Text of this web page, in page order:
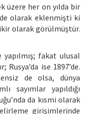
üzere her on yılda bir
olarak eklenmişti ki
olarak görülmüştür.
yapılmış; fakat ulusal
Rusya’da ise 1897’de.
de olsa, dünya
sayımlar yapıldığı
da kısmi olarak
girişimlerinde